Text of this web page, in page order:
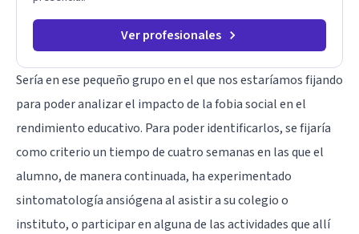
Ver profesionales
Sería en ese pequeño grupo en el que nos estaríamos fijando
para poder analizar el impacto de la fobia social en el
rendimiento educativo. Para poder identificarlos, se fijaría
como criterio un tiempo de cuatro semanas en las que el
alumno, de manera continuada, ha experimentado
sintomatología ansiógena al asistir a su colegio o
instituto, o participar en alguna de las actividades que allí